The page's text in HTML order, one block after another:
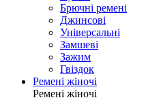
Брючні ремені
Джинсові
Універсальні
Замшеві
Зажим
Гвіздок
Ремені жіночі
Ремені жіночі